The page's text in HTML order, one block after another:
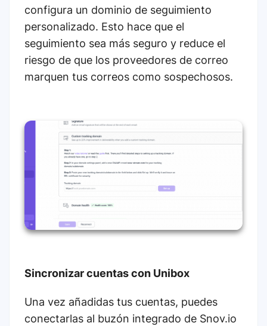
configura un dominio de seguimiento
personalizado. Esto hace que el
seguimiento sea más seguro y reduce el
riesgo de que los proveedores de correo
marquen tus correos como sospechosos.
Sincronizar cuentas con Unibox
Una vez añadidas tus cuentas, puedes
conectarlas al buzón integrado de Snov.io